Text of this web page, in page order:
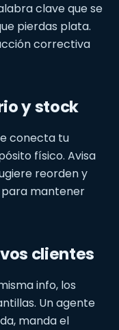
clave que se
pierdas plata.
correctiva
y stock
conecta tu
físico. Avisa
reorden y
mantener
clientes
info, los
Un agente
manda el